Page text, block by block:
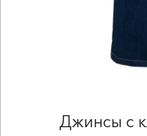
Джинсы с